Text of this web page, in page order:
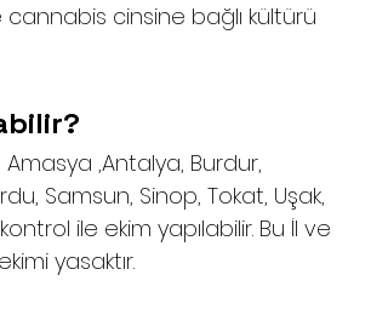
cinsine bağlı kültürü
Amasya ,Antalya, Burdur,
Samsun, Sinop, Tokat, Uşak,
ile ekim yapılabilir. Bu İl ve
yasaktır.